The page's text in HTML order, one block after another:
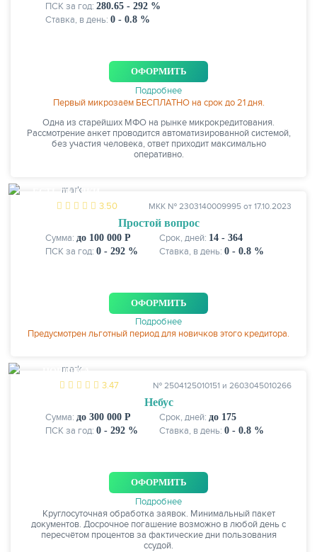
ПСК за год: 280.65 - 292 %
Ставка, в день: 0 - 0.8 %
ОФОРМИТЬ
Подробнее
Первый микрозаём БЕСПЛАТНО на срок до 21 дня.
Одна из старейших МФО на рынке микрокредитования.
Рассмотрение анкет проводится автоматизированной системой,
без участия человека, ответ приходит максимально
оперативно.
ЕСТЬ СКИДКИ
3.50 МКК № 2303140009995 от 17.10.2023
Простой вопрос
Сумма: до 100 000 Р Срок, дней: 14 - 364
ПСК за год: 0 - 292 % Ставка, в день: 0 - 0.8 %
ОФОРМИТЬ
Подробнее
Предусмотрен льготный период для новичков этого кредитора.
НОВИНКА
3.47 № 2504125010151 и 2603045010266
Небус
Сумма: до 300 000 Р Срок, дней: до 175
ПСК за год: 0 - 292 % Ставка, в день: 0 - 0.8 %
ОФОРМИТЬ
Подробнее
Круглосуточная обработка заявок. Минимальный пакет
документов. Досрочное погашение возможно в любой день с
пересчётом процентов за фактические дни пользования
ссудой.